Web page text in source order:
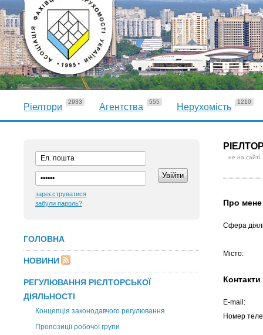
Ріелтори
2933
Агентства
555
Нерухомість
1210
зареєструватися
забули пароль?
ГОЛОВНА
НОВИНИ
РЕГУЛЮВАННЯ РІЄЛТОРСЬКОЇ
ДІЯЛЬНОСТІ
Концепція законодавчого регулювання
Пропозиції робочої групи
не на сайті
Про мене
Сфера
Місто:
Контакти
E-mail:
Номер